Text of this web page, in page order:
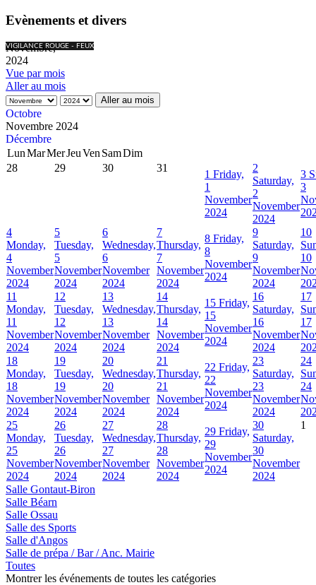
Evènements et divers
VIGILANCE ROUGE - FEUX
Novembre,
2024
Vue par mois
Aller au mois
Aller au mois
Octobre
Novembre 2024
Décembre
LunMarMerJeuVen SamDim
28
29 30 31
1 Friday,
1
November
2024
2
Saturday,
2
November
2024
3
3
4
Monday,
4
November
2024
5
Tuesday,
5
November
2024
6
Wednesday,
6
November
2024
7
Thursday,
7
November
2024
8 Friday,
8
November
2024
9
Saturday,
9
November
2024
10
10
11
Monday,
11
November
2024
12
Tuesday,
12
November
2024
13
Wednesday,
13
November
2024
14
Thursday,
14
November
2024
15 Friday,
15
November
2024
16
Saturday,
16
November
2024
17
17
18
Monday,
18
November
2024
19
Tuesday,
19
November
2024
20
Wednesday,
20
November
2024
21
Thursday,
21
November
2024
22 Friday,
22
November
2024
23
Saturday,
23
November
2024
24
24
25
Monday,
25
November
2024
26
Tuesday,
26
November
2024
27
Wednesday,
27
November
2024
28
Thursday,
28
November
2024
29 Friday,
29
November
2024
30
Saturday,
30
November
2024
1
Salle Gontaut-Biron
Salle Béarn
Salle Ossau
Salle des Sports
Salle d'Angos
Salle de prépa / Bar / Anc. Mairie
Toutes
Montrer les événements de toutes les catégories